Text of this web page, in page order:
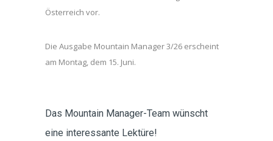
Österreich vor.
Die Ausgabe Mountain Manager 3/26 erscheint
am Montag, dem 15. Juni.
Das Mountain Manager-Team wünscht
eine interessante Lektüre!